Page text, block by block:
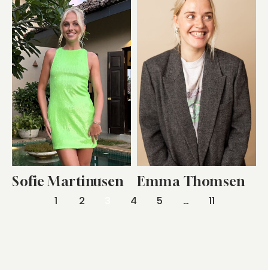
Sofie Martinusen Emma Thomsen
Indlægsinddeling
1 2 4 5 … 11